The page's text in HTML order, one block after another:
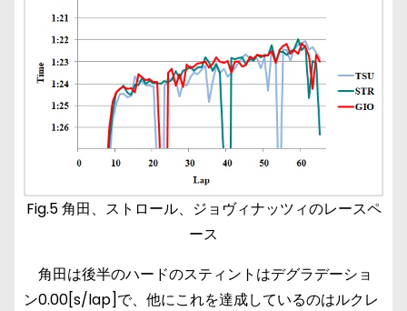
Fig.5 角田、ストロール、ジョヴィナッツィのレースペ
ース
角田は後半のハードのスティントはデグラデーショ
ン0.00[s/lap]で、他にこれを達成しているのはルクレ